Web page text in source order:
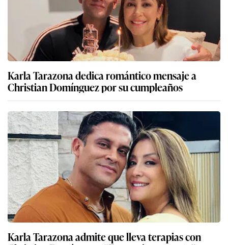
Karla Tarazona dedica romántico mensaje a
Christian Domínguez por su cumpleaños
Karla Tarazona admite que lleva terapias con